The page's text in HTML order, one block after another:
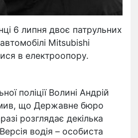
6 липня двоє патрульних
Mitsubishi
в електроопору.
поліції Волині Андрій
що Державне бюро
розглядає декілька
водія – особиста